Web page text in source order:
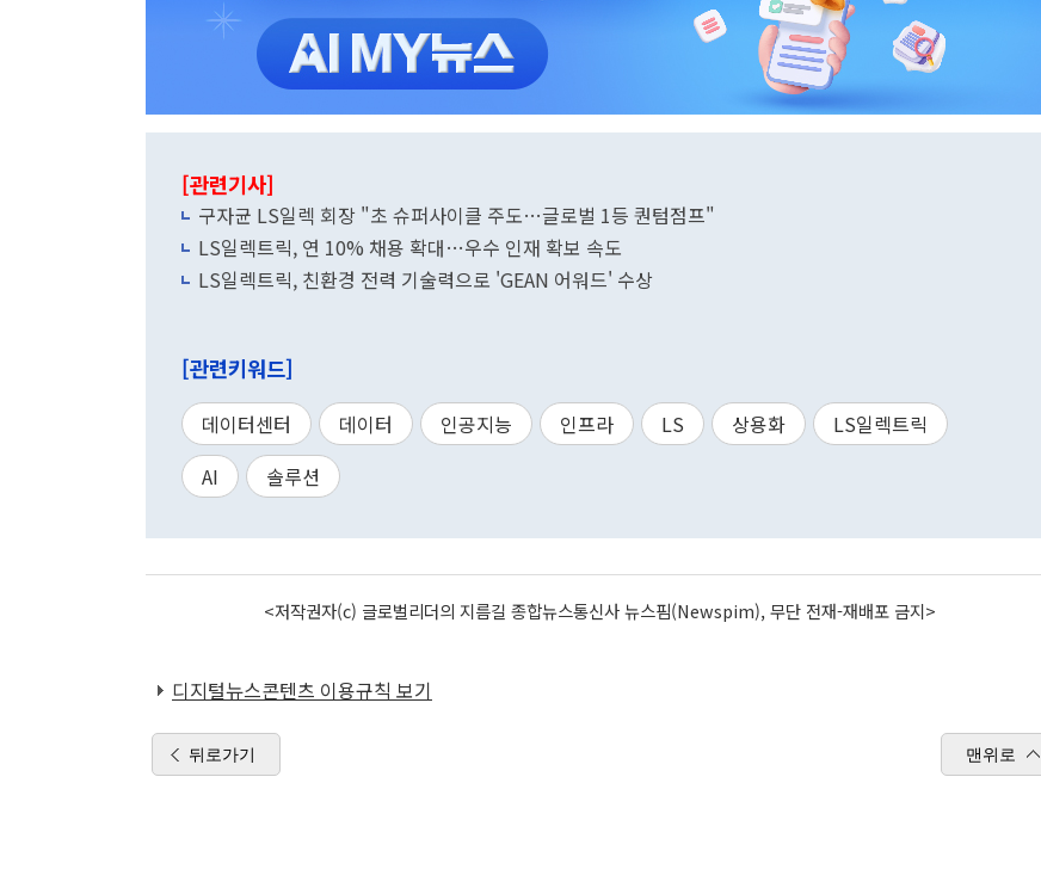
[관련기사]
구자균 LS일렉 회장 "초 슈퍼사이클 주도…글로벌 1등 퀀텀점프"
LS일렉트릭, 연 10% 채용 확대…우수 인재 확보 속도
LS일렉트릭, 친환경 전력 기술력으로 'GEAN 어워드' 수상
[관련키워드]
데이터센터 데이터 인공지능 인프라 LS 상용화
LS일렉트릭
AI
솔루션
<저작권자(c) 글로벌리더의 지름길 종합뉴스통신사 뉴스핌(Newspim), 무단 전재-재배포 금지>
디지털뉴스콘텐츠 이용규칙 보기
뒤로가기 맨위로